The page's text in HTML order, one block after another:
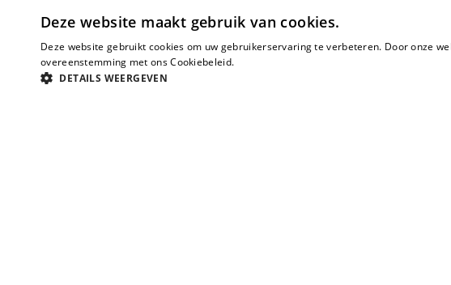
Deze website maakt gebruik van cookies.
Deze website gebruikt cookies om uw gebruikerservaring te verbeteren. Door onze
overeenstemming met ons Cookiebeleid.
DETAILS WEERGEVEN